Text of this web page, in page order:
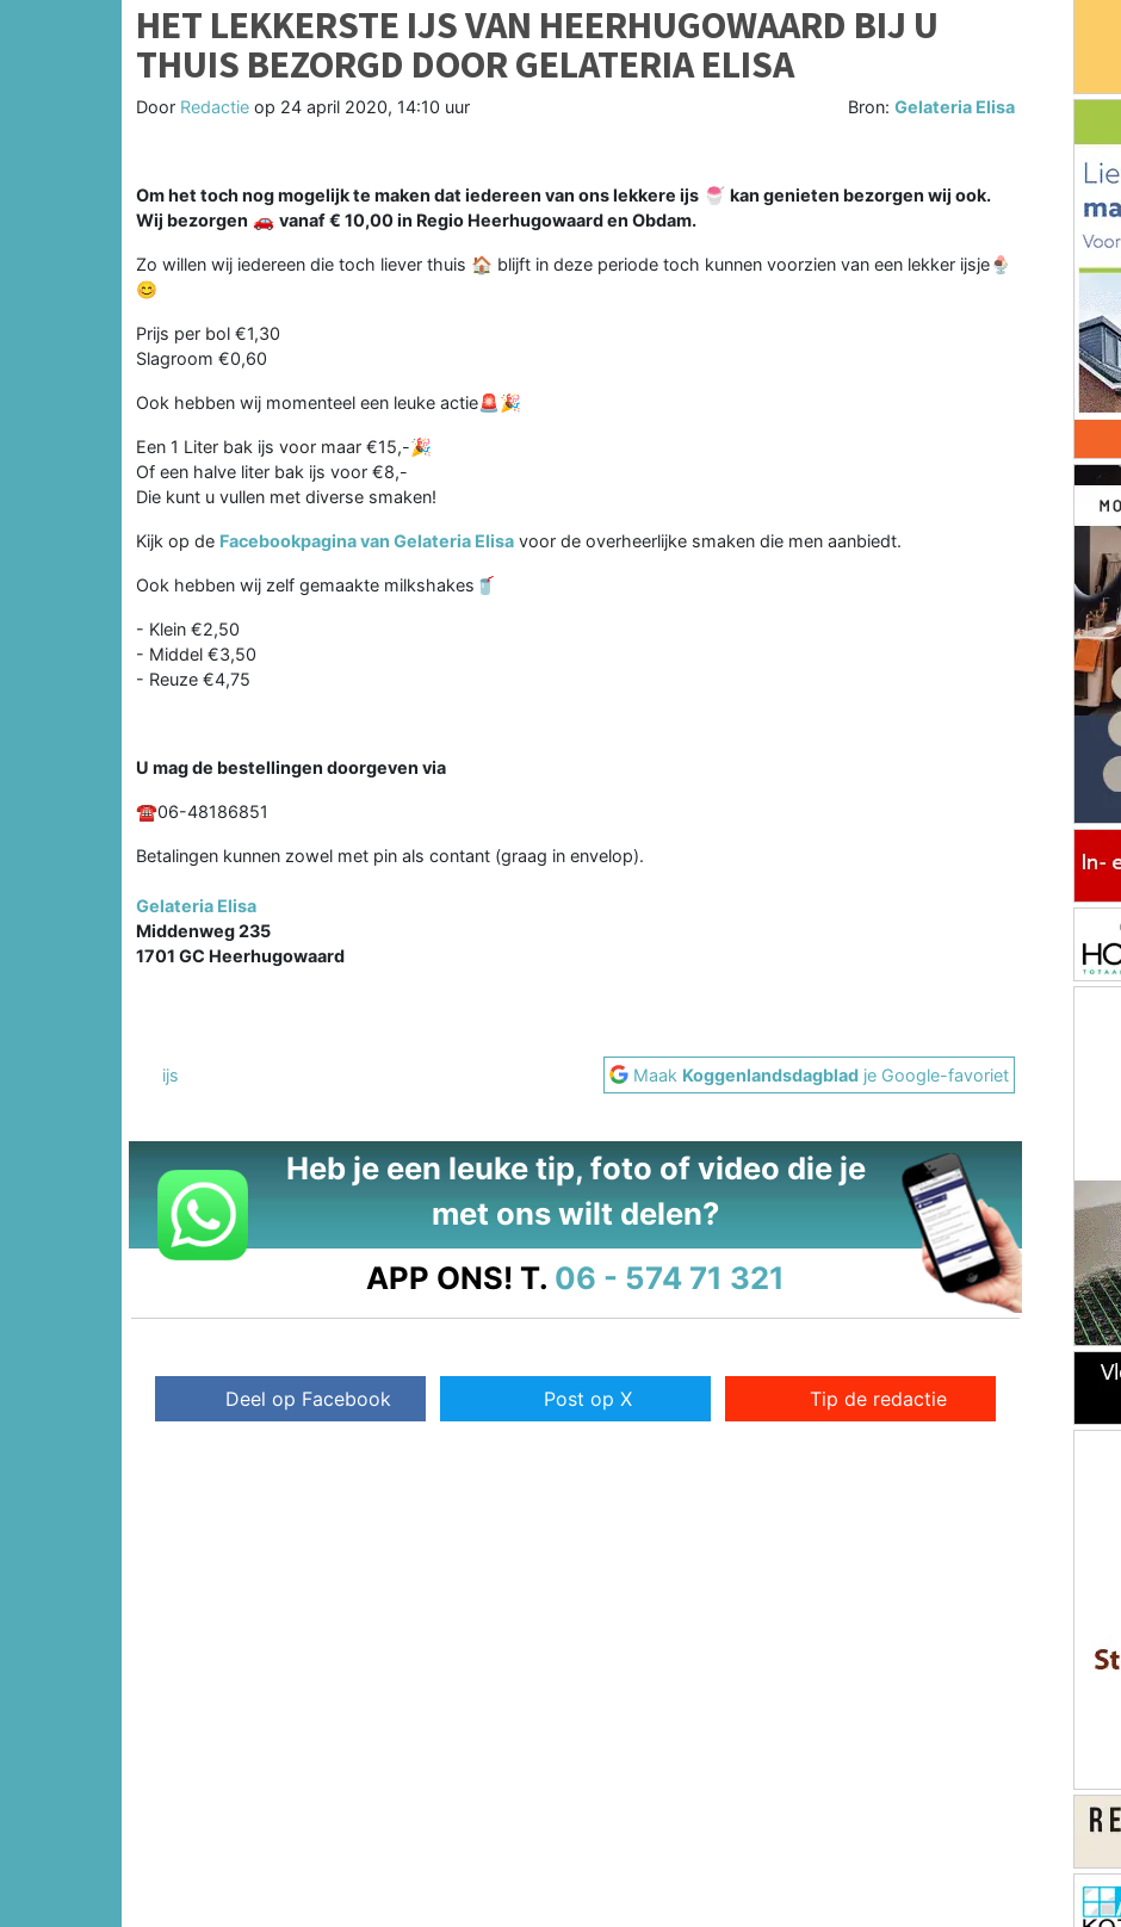
HET LEKKERSTE IJS VAN HEERHUGOWAARD BIJ U
THUIS BEZORGD DOOR GELATERIA ELISA
Door Redactie op 24 april 2020, 14:10 uur Bron:Gelateria Elisa
Om het toch nog mogelijk te maken dat iedereen van ons lekkere ijs 🍧 kan genieten bezorgen wij ook.
Wij bezorgen 🚗 vanaf € 10,00 in Regio Heerhugowaard en Obdam.
Zo willen wij iedereen die toch liever thuis 🏠 blijft in deze periode toch kunnen voorzien van een lekker ijsje🍨
😊
Prijs per bol €1,30
Slagroom €0,60
Ook hebben wij momenteel een leuke actie🚨🎉
Een 1 Liter bak ijs voor maar €15,-🎉
Of een halve liter bak ijs voor €8,-
Die kunt u vullen met diverse smaken!
Kijk op de Facebookpagina van Gelateria Elisa voor de overheerlijke smaken die men aanbiedt.
Ook hebben wij zelf gemaakte milkshakes🥤
- Klein €2,50
- Middel €3,50
- Reuze €4,75
U mag de bestellingen doorgeven via
☎️06-48186851
Betalingen kunnen zowel met pin als contant (graag in envelop).
Gelateria Elisa
Middenweg 235
1701 GC Heerhugowaard
ijs Maak Koggenlandsdagblad je Google-favoriet
Heb je een leuke tip, foto of video die je
met ons wilt delen?
APP ONS! T. 06 - 574 71 321
Deel op Facebook Post op X Tip de redactie